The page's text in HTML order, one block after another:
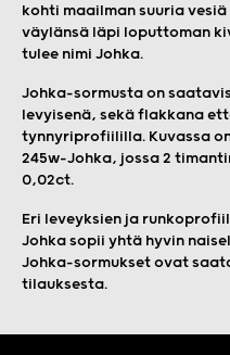
kohti maailman suuria
väylänsä läpi loputtoman
tulee nimi Johka.
Johka-sormusta on
levyisenä, sekä flakkana
tynnyriprofiililla. Kuvassa on
245w-Johka, jossa 2
0,02ct.
Eri leveyksien ja
Johka sopii yhtä hyvin
Johka-sormukset ovat
tilauksesta.